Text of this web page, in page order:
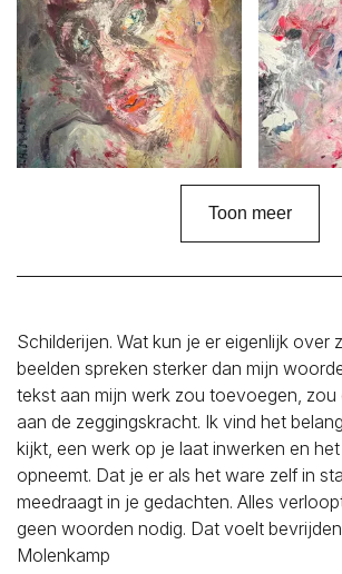
Toon meer
Schilderijen. Wat kun je er eigenlijk over
beelden spreken sterker dan mijn
tekst aan mijn werk zou toevoegen, zou
aan de zeggingskracht. Ik vind het
kijkt, een werk op je laat inwerken en
opneemt. Dat je er als het ware zelf in
meedraagt in je gedachten. Alles
geen woorden nodig. Dat voelt
Molenkamp